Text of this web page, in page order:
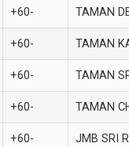
+60- TAMAN
+60- TAMAN
+60- TAMAN
+60- TAMAN
+60- JMB SRI